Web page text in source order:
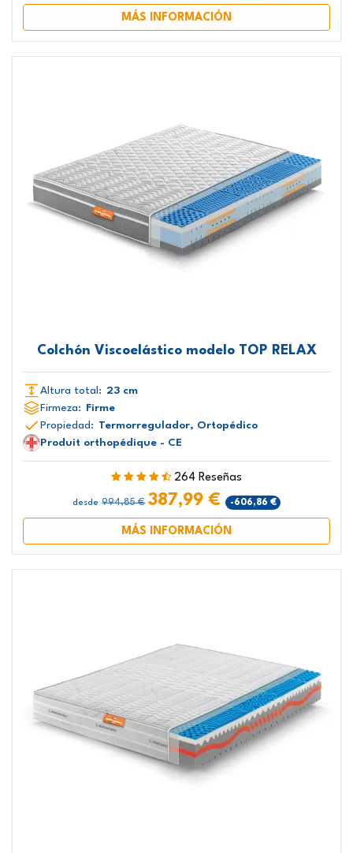
MÁS INFORMACIÓN
Colchón Viscoelástico modelo TOP RELAX
Altura total: 23 cm
Firmeza:
Firme
Propiedad: Termorregulador, Ortopédico
Produit orthopédique - CE
264 Reseñas
desde 994,85 € 387,99 € -606,86 €
MÁS INFORMACIÓN